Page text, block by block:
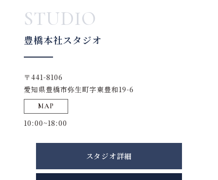
STUDIO
豊橋本社スタジオ
〒441-8106
愛知県豊橋市弥生町字東豊和19-6
MAP
10:00~18:00
スタジオ詳細